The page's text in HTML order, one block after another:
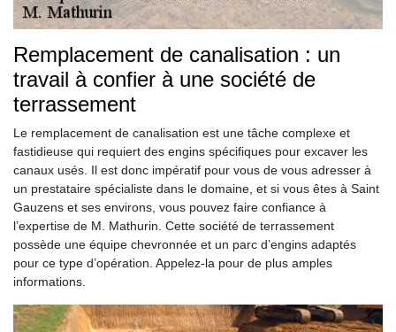
Remplacement de canalisation : un
travail à confier à une société de
terrassement
Le remplacement de canalisation est une tâche complexe et
fastidieuse qui requiert des engins spécifiques pour excaver les
canaux usés. Il est donc impératif pour vous de vous adresser à
un prestataire spécialiste dans le domaine, et si vous êtes à Saint
Gauzens et ses environs, vous pouvez faire confiance à
l’expertise de M. Mathurin. Cette société de terrassement
possède une équipe chevronnée et un parc d’engins adaptés
pour ce type d’opération. Appelez-la pour de plus amples
informations.